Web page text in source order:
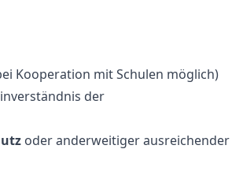
Kooperation mit Schulen möglich)
der
oder anderweitiger ausreichender